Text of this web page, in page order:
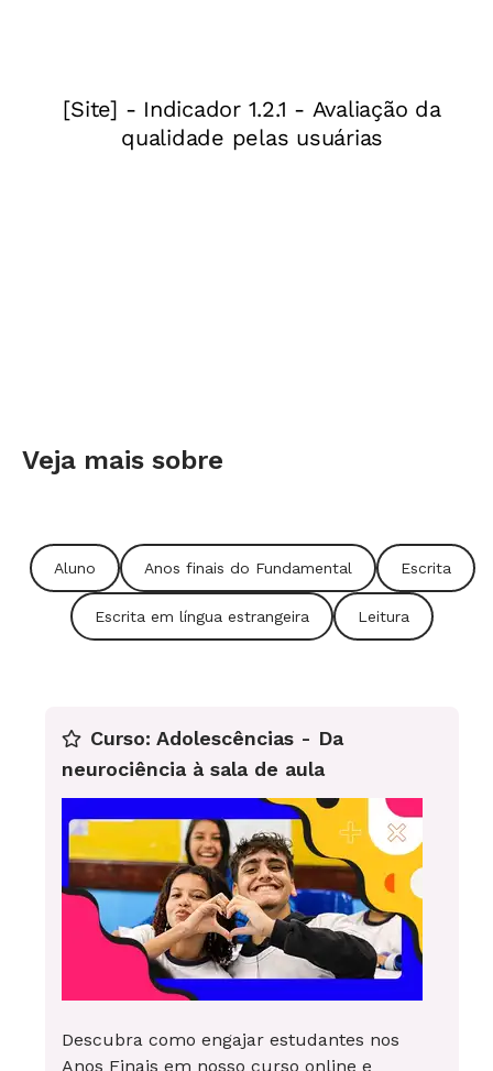
group.
If I get to visit Brazil I will be the most happiest
person. I would like to request you to write
about yourself like your likings, tradition, culture
and hobbies. I will be waiting to hear from you.
Veja mais sobre
Aluno Anos finais do Fundamental Escrita
Escrita em língua estrangeira Leitura
Curso: Adolescências - Da
neurociência à sala de aula
Descubra como engajar estudantes nos
Anos Finais em nosso curso online e